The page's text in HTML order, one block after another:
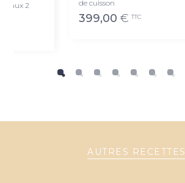
aux 2
de cuisson
399,00 € TTC
AUTRES RECETTES